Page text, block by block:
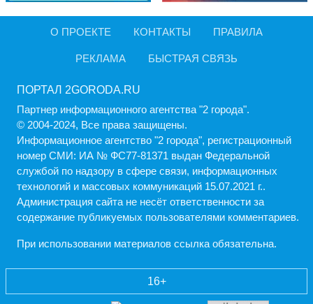
О ПРОЕКТЕ КОНТАКТЫ ПРАВИЛА
РЕКЛАМА БЫСТРАЯ СВЯЗЬ
ПОРТАЛ 2GORODA.RU
Партнер информационного агентства "2 города".
© 2004-2024, Все права защищены.
Информационное агентство "2 города", регистрационный
номер СМИ: ИА № ФС77-81371 выдан Федеральной
службой по надзору в сфере связи, информационных
технологий и массовых коммуникаций 15.07.2021 г..
Администрация cайта не несёт ответственности за
содержание публикуемых пользователями комментариев.
При использовании материалов ссылка обязательна.
16+